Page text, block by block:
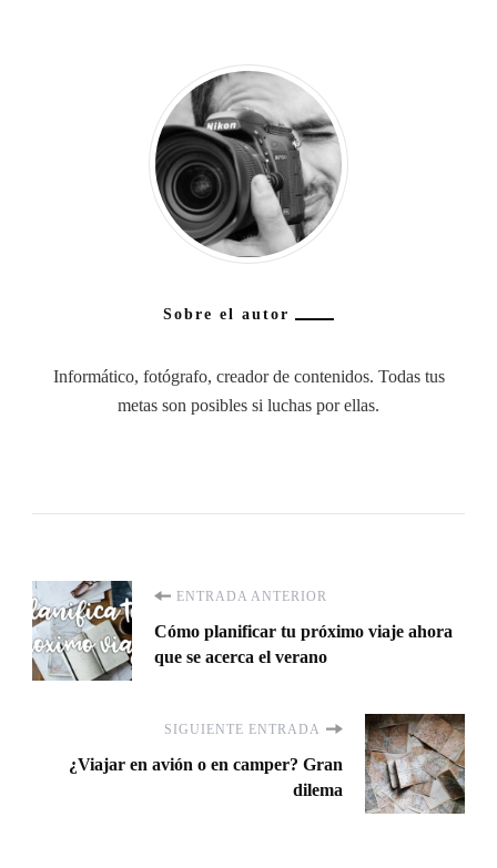
Sobre el autor
Informático, fotógrafo, creador de contenidos. Todas tus
metas son posibles si luchas por ellas.
Navegación
de
entradas
ENTRADA ANTERIOR
Cómo planificar tu próximo viaje ahora
que se acerca el verano
SIGUIENTE ENTRADA
¿Viajar en avión o en camper? Gran
dilema